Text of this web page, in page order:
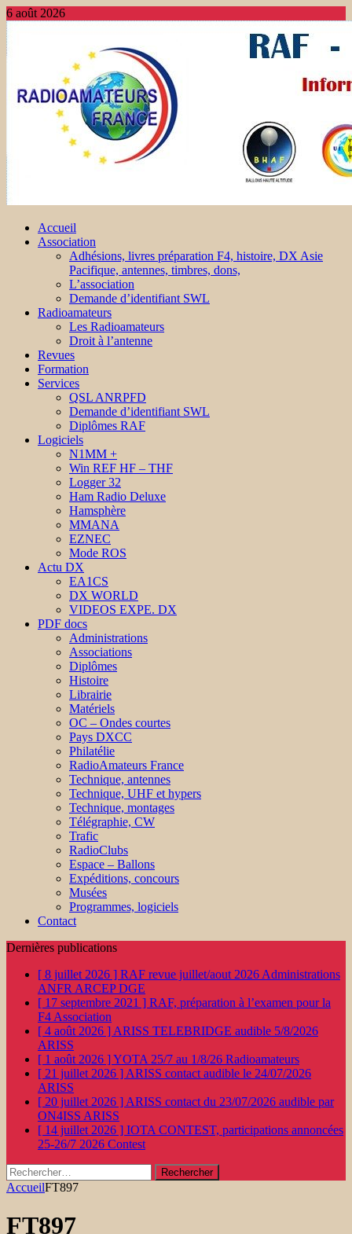
6 août 2026
Accueil
Association
Adhésions, livres préparation F4, histoire, DX Asie
Pacifique, antennes, timbres, dons,
L’association
Demande d’identifiant SWL
Radioamateurs
Les Radioamateurs
Droit à l’antenne
Revues
Formation
Services
QSL ANRPFD
Demande d’identifiant SWL
Diplômes RAF
Logiciels
N1MM +
Win REF HF – THF
Logger 32
Ham Radio Deluxe
Hamsphère
MMANA
EZNEC
Mode ROS
Actu DX
EA1CS
DX WORLD
VIDEOS EXPE. DX
PDF docs
Administrations
Associations
Diplômes
Histoire
Librairie
Matériels
OC – Ondes courtes
Pays DXCC
Philatélie
RadioAmateurs France
Technique, antennes
Technique, UHF et hypers
Technique, montages
Télégraphie, CW
Trafic
RadioClubs
Espace – Ballons
Expéditions, concours
Musées
Programmes, logiciels
Contact
Dernières publications
[ 8 juillet 2026 ] RAF revue juillet/aout 2026 Administrations
ANFR ARCEP DGE
[ 17 septembre 2021 ] RAF, préparation à l’examen pour la
F4 Association
[ 4 août 2026 ] ARISS TELEBRIDGE audible 5/8/2026
ARISS
[ 1 août 2026 ]YOTA 25/7 au 1/8/26 Radioamateurs
[ 21 juillet 2026 ] ARISS contact audible le 24/07/2026
ARISS
[ 20 juillet 2026 ] ARISS contact du 23/07/2026 audible par
ON4ISS ARISS
[ 14 juillet 2026 ] IOTA CONTEST, participations annoncées
25-26/7 2026 Contest
Rechercher :
AccueilFT897
FT897